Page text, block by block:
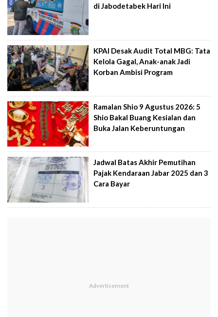
di Jabodetabek Hari Ini
KPAI Desak Audit Total MBG: Tata
Kelola Gagal, Anak-anak Jadi
Korban Ambisi Program
Ramalan Shio 9 Agustus 2026: 5
Shio Bakal Buang Kesialan dan
Buka Jalan Keberuntungan
Jadwal Batas Akhir Pemutihan
Pajak Kendaraan Jabar 2025 dan 3
Cara Bayar